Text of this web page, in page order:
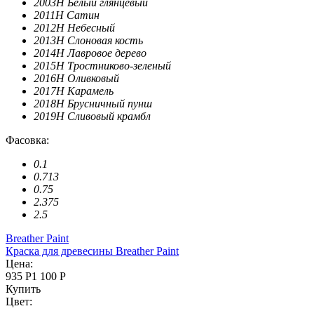
2011H Сатин
2012H Небесный
2013H Слоновая кость
2014H Лавровое дерево
2015H Тростниково-зеленый
2016H Оливковый
2017H Карамель
2018H Брусничный пунш
2019H Сливовый крамбл
Фасовка:
0.1
0.713
0.75
2.375
2.5
Breather Paint
Краска для древесины Breather Paint
Цена:
935 Р1 100 Р
Купить
Цвет: